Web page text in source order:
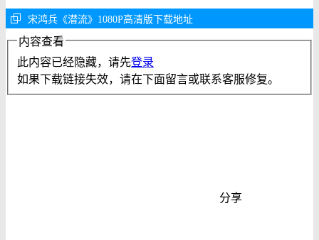
宋鸿兵《潜流》1080P高清版下载地址
内容查看
此内容已经隐藏，请先登录
如果下载链接失效，请在下面留言或联系客服修复。
分享